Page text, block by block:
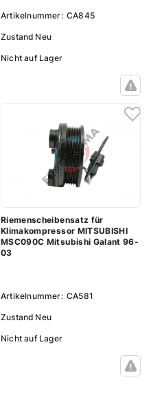
Artikelnummer: CA845
Zustand Neu
Nicht auf Lager
Riemenscheibensatz für
Klimakompressor MITSUBISHI
MSC090C Mitsubishi Galant 96-
03
Artikelnummer: CA581
Zustand Neu
Nicht auf Lager